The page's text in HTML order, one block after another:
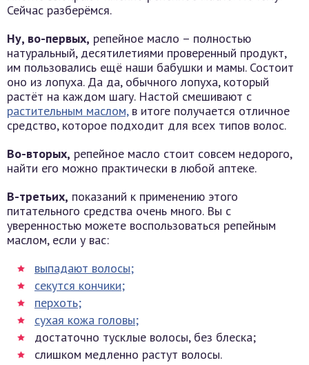
Сейчас разберёмся.
Ну, во-первых, репейное масло – полностью
натуральный, десятилетиями проверенный продукт,
им пользовались ещё наши бабушки и мамы. Состоит
оно из лопуха. Да да, обычного лопуха, который
растёт на каждом шагу. Настой смешивают с
растительным маслом,в итоге получается отличное
средство, которое подходит для всех типов волос.
Во-вторых, репейное масло стоит совсем недорого,
найти его можно практически в любой аптеке.
В-третьих, показаний к применению этого
питательного средства очень много. Вы с
уверенностью можете воспользоваться репейным
маслом, если у вас:
выпадают волосы;
секутся кончики;
перхоть;
сухая кожа головы;
достаточно тусклые волосы, без блеска;
слишком медленно растут волосы.